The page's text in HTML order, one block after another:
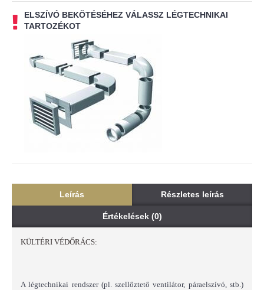
ELSZÍVÓ BEKÖTÉSÉHEZ VÁLASSZ LÉGTECHNIKAI
TARTOZÉKOT
Leírás Részletes leírás
Értékelések (0)
KÜLTÉRI VÉDŐRÁCS:
A légtechnikai rendszer (pl. szellőztető ventilátor, páraelszívó, stb.)